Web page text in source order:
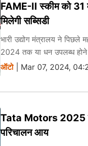
FAME-II स्कीम को 31
मिलेगी सब्सिडी
भारी उद्योग मंत्रालय ने
2024 तक या धन उपलब्ध होने
ऑटो| Mar 07, 2024,
Tata Motors 2025
परिचालन आय